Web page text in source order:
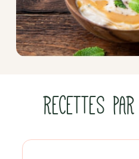
RECETTES